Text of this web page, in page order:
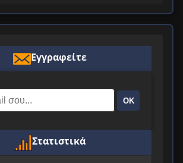
Εγγραφείτε
ΟΚ
Στατιστικά